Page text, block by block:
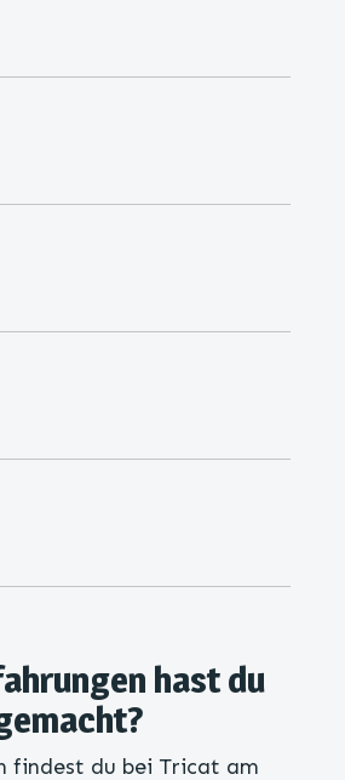
hast du
findest du bei Tricat am